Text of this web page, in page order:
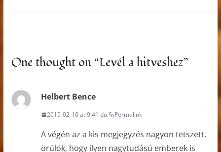
One thought on “Levél a hitveshez”
Helbert Bence
2015-02-10 at 9:41 du. Permalink
A végén az a kis megjegyzés nagyon tetszett,
örülök, hogy ilyen nagytudású emberek is